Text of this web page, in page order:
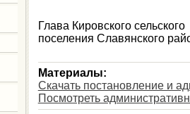
Глава Кировскогосельского
поселения Славянского
Материалы:
Скачать постановление и
Посмотреть